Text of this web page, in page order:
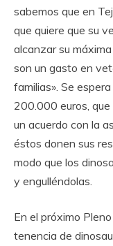
sabemos que en
que quiere que su
alcanzar su
son un gasto en
familias». Se
200.000 euros,
un acuerdo con la
éstos donen sus
modo que los
y engulléndolas.
En el próximo
tenencia de